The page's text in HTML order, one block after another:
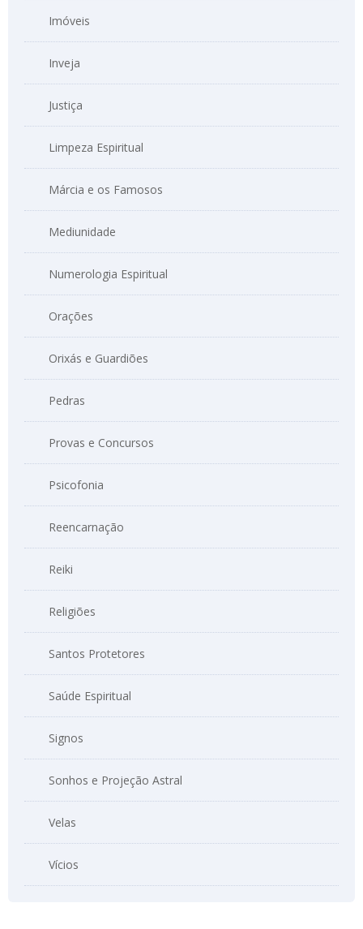
Imóveis
Inveja
Justiça
Limpeza Espiritual
Márcia e os Famosos
Mediunidade
Numerologia Espiritual
Orações
Orixás e Guardiões
Pedras
Provas e Concursos
Psicofonia
Reencarnação
Reiki
Religiões
Santos Protetores
Saúde Espiritual
Signos
Sonhos e Projeção Astral
Velas
Vícios